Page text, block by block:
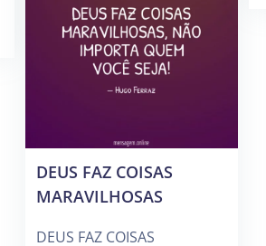
DEUS FAZ COISAS
MARAVILHOSAS
DEUS FAZ COISAS